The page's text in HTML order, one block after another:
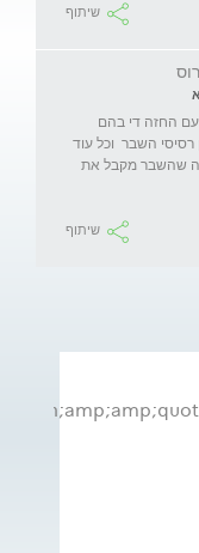
שיתוף
החזה די בהם
השבר  וכל עוד
שהשבר מקבל את
שיתוף
&amp;lt;p&amp;gt;ד&amp;amp;quot;ר